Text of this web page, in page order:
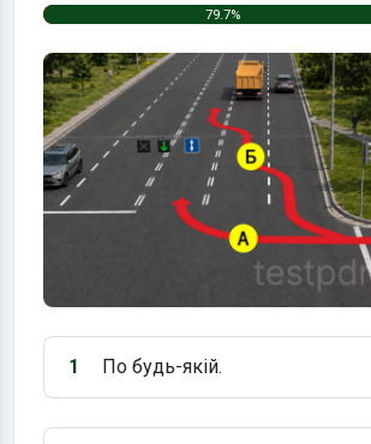
79.7%
Варіант 1:
1 По будь-якій.